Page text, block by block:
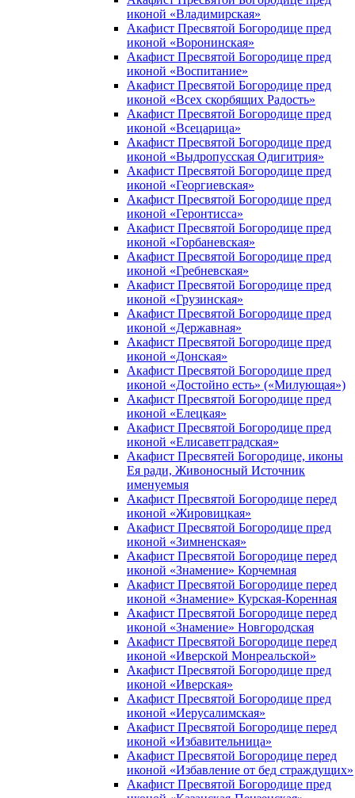
иконой «Владимирская»
Акафист Пресвятой Богородице пред
иконой «Воронинская»
Акафист Пресвятой Богородице пред
иконой «Воспитание»
Акафист Пресвятой Богородице пред
иконой «Всех скорбящих Радость»
Акафист Пресвятой Богородице пред
иконой «Всецарица»
Акафист Пресвятой Богородице пред
иконой «Выдропусская Одигитрия»
Акафист Пресвятой Богородице пред
иконой «Георгиевская»
Акафист Пресвятой Богородице пред
иконой «Геронтисса»
Акафист Пресвятой Богородице пред
иконой «Горбаневская»
Акафист Пресвятой Богородице пред
иконой «Гребневская»
Акафист Пресвятой Богородице пред
иконой «Грузинская»
Акафист Пресвятой Богородице пред
иконой «Державная»
Акафист Пресвятой Богородице пред
иконой «Донская»
Акафист Пресвятой Богородице пред
иконой «Достойно есть» («Милующая»)
Акафист Пресвятой Богородице пред
иконой «Елецкая»
Акафист Пресвятой Богородице пред
иконой «Елисаветградская»
Акафист Пресвятей Богородице, иконы
Ея ради, Живоносный Источник
именуемыя
Акафист Пресвятой Богородице перед
иконой «Жировицкая»
Акафист Пресвятой Богородице пред
иконой «Зимненская»
Акафист Пресвятой Богородице перед
иконой «Знамение» Корчемная
Акафист Пресвятой Богородице перед
иконой «Знамение» Курская-Коренная
Акафист Пресвятой Богородице перед
иконой «Знамение» Новгородская
Акафист Пресвятой Богородице перед
иконой «Иверской Монреальской»
Акафист Пресвятой Богородице пред
иконой «Иверская»
Акафист Пресвятой Богородице пред
иконой «Иерусалимская»
Акафист Пресвятой Богородице перед
иконой «Избавительница»
Акафист Пресвятой Богородице перед
иконой «Избавление от бед страждущих»
Акафист Пресвятой Богородице пред